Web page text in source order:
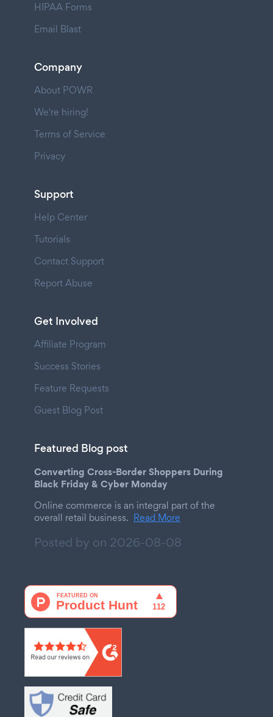
HIPAA Forms
Email Blast
Company
About POWR
We're hiring!
Terms of Service
Privacy
Support
Help Center
Tutorials
Contact Support
Report Abuse
Get Involved
Affiliate Program
Success Stories
Feature Requests
Guest Blog Post
Featured Blog post
Converting Cross-Border Shoppers During
Black Friday & Cyber Monday
Online commerce is an integral part of the
overall retail business. Read More
Posted by on 2026-08-08